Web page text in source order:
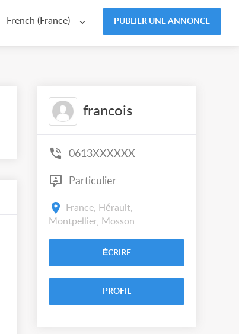
French (France) PUBLIER UNE ANNONCE
francois
0613XXXXXX
Particulier
France, Hérault,
Montpellier, Mosson
ÉCRIRE
PROFIL